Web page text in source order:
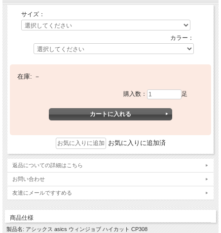
サイズ：
カラー：
在庫: －
購入数： 足
お気に入りに追加済
返品についての詳細はこちら
お問い合わせ
友達にメールですすめる
商品仕様
製品名: アシックス asics ウィンジョブ ハイカット CP308